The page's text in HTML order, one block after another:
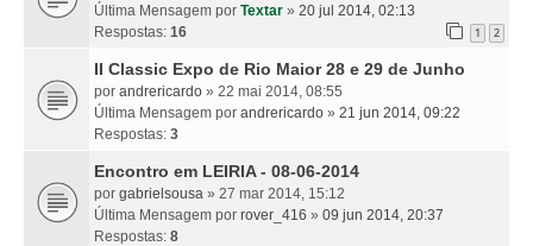
Última Mensagem por Textar » 20 jul 2014, 02:13
Respostas: 16 1 2
II Classic Expo de Rio Maior 28 e 29 de Junho
por andrericardo » 22 mai 2014, 08:55
Última Mensagem por andrericardo » 21 jun 2014, 09:22
Respostas: 3
Encontro em LEIRIA - 08-06-2014
por gabrielsousa » 27 mar 2014, 15:12
Última Mensagem por rover_416 » 09 jun 2014, 20:37
Respostas: 8